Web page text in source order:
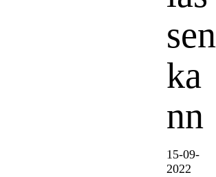
sen
ka
nn
15-09-
2022